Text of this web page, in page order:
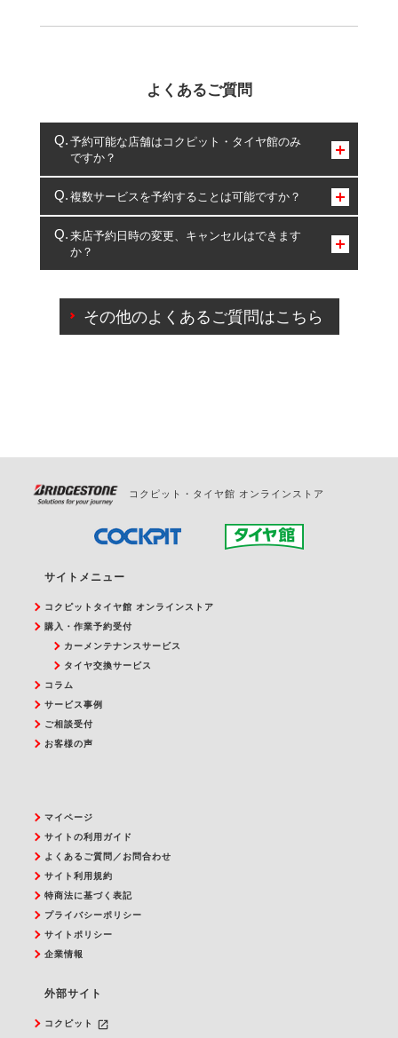
よくあるご質問
予約可能な店舗はコクピット・タイヤ館のみ
ですか？
コクピット・タイヤ館のみとなります。
複数サービスを予約することは可能ですか？
複数サービスのご予約は可能です。
一部の商品・サービスの組み合わせに限り、同時にご予約が
出来ないものもございます。
来店予約日時の変更、キャンセルはできます
か？
ご来店予約日の3営業日前を過ぎている場合のご予約
の日時変更につきましては、直接ご予約の店舗まで
その他のよくあるご質問はこちら
コクピット・タイヤ館 オンラインストア
サイトメニュー
コクピットタイヤ館 オンラインストア
購入・作業予約受付
カーメンテナンスサービス
タイヤ交換サービス
コラム
サービス事例
ご相談受付
お客様の声
マイページ
サイトの利用ガイド
よくあるご質問／お問合わせ
サイト利用規約
特商法に基づく表記
プライバシーポリシー
サイトポリシー
企業情報
外部サイト
コクピット
launch